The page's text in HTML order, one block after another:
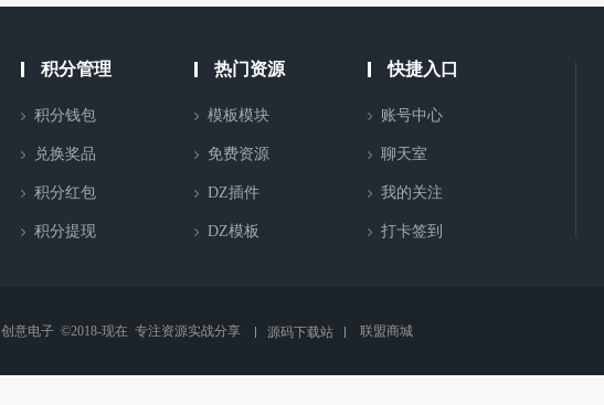
积分管理
积分钱包
兑换奖品
积分红包
积分提现
热门资源
模板模块
免费资源
DZ插件
DZ模板
快捷入口
账号中心
聊天室
我的关注
打卡签到
创意电子 ©2018-现在 专注资源实战分享 源码下载站 联盟商城